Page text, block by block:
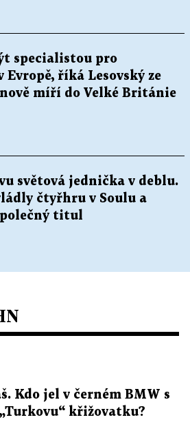
specialistou pro
Evropě, říká Lesovský ze
míří do Velké Británie
světová jednička v deblu.
čtyřhru v Soulu a
titul
Kdo jel v černém BMW s
křižovatku?